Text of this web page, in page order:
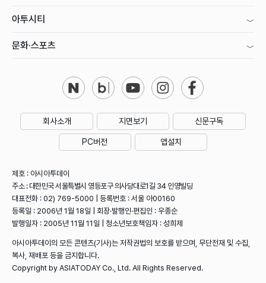
아투시티
문화·스포츠
회사소개 지면보기 신문구독
PC버전 앱설치
제호 : 아시아투데이
주소 : 대한민국 서울특별시 영등포구 의사당대로1길 34 인영빌딩
대표전화 : 02) 769-5000 | 등록번호 : 서울 아00160
등록일 : 2006년 1월 18일 | 회장·발행인·편집인 : 우종순
발행일자 : 2005년 11월 11일 | 청소년보호책임자 : 성희제
아시아투데이의 모든 콘텐츠(기사)는 저작권법의 보호를 받으며, 무단전재 및 수집,
복사, 재배포 등을 금지합니다.
Copyright by ASIATODAY Co., Ltd. All Rights Reserved.